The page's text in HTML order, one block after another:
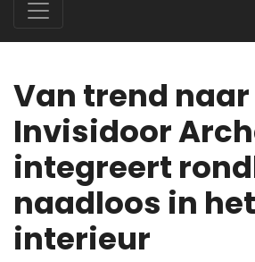
Van trend
Invisidoor
integreert
naadloos in het
interieur